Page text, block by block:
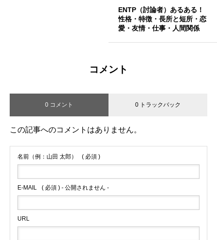
ENTP（討論者）あるある！
性格・特徴・長所と短所・恋
愛・友情・仕事・人間関係
コメント
0 コメント 0 トラックバック
この記事へのコメントはありません。
名前（例：山田 太郎） ( 必須 )
E-MAIL ( 必須 ) - 公開されません -
URL